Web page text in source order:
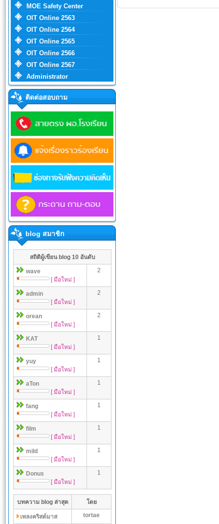
MOE Safety Center
OIT Online 2563
OIT Online 2564
OIT Online 2565
OIT Online 2566
OIT Online 2567
Administrator
ติดต่อสอบถาม
blog สมาชิก
สถิติผู้เขียน blog 10 อันดับ
wave
[ มือใหม่ ]
2
admin
[ มือใหม่ ]
2
orean
[ มือใหม่ ]
2
KAT
[ มือใหม่ ]
1
yuy
[ มือใหม่ ]
1
aTon
[ มือใหม่ ]
1
fang
[ มือใหม่ ]
1
film
[ มือใหม่ ]
1
mild
[ มือใหม่ ]
1
Donus
[ มือใหม่ ]
1
บทความ blog ล่าสุด โดย
เพลงคริสต์มาส tortae